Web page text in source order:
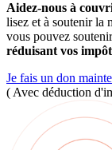
Aidez-nous à
lisez et à soutenir la
vous pouvez
réduisant vos
Je fais un don
( Avec déduction